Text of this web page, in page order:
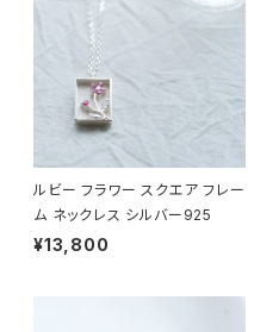
ルビー フラワー スクエア フレー
ム ネックレス シルバー925
¥13,800